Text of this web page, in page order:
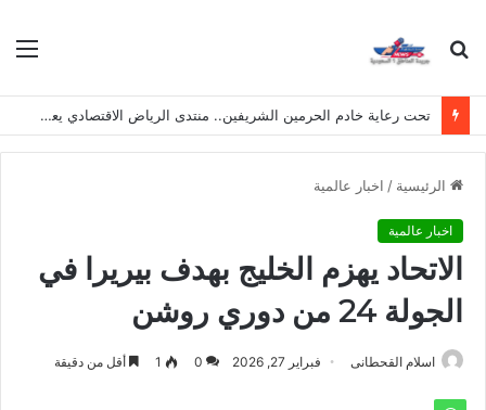
بحث
تحت رعاية خادم الحرمين الشريفين.. منتدى الرياض الاقتصادي يعقد دورته الـ(12) أكتوبر القادم
الرئيسية / اخبار عالمية
اخبار عالمية
الاتحاد يهزم الخليج بهدف بيريرا في
الجولة 24 من دوري روشن
اسلام القحطانى فبراير 27, 2026 0
1 أقل من دقيقة